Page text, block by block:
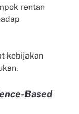
rentan
kebijakan
Based